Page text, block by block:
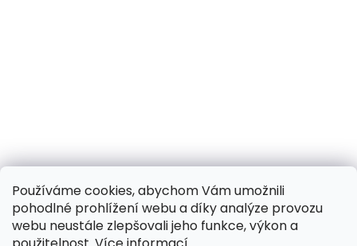
Používáme cookies, abychom Vám umožnili
pohodlné prohlížení webu a díky analýze provozu
webu neustále zlepšovali jeho funkce, výkon a